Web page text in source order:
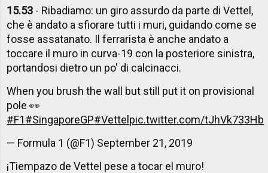
15.53 - Ribadiamo: un giro assurdo da parte di Vettel,
che è andato a sfiorare tutti i muri, guidando come se
fosse assatanato. Il ferrarista è anche andato a
toccare il muro in curva-19 con la posteriore sinistra,
portandosi dietro un po' di calcinacci.
When you brush the wall but still put it on provisional
pole 👀
#F1#SingaporeGP#Vettelpic.twitter.com/tJhVk733Hb
— Formula 1 (@F1) September 21, 2019
¡Tiempazo de Vettel pese a tocar el muro!